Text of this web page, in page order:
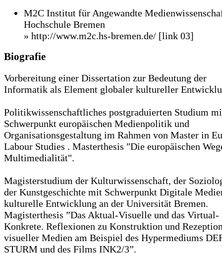
M2C Institut für Angewandte
Hochschule Bremen
» http://www.m2c.hs-bremen.de/ [link 03]
Biografie
Vorbereitung einer Dissertation zur Bedeutung der
Informatik als Element globaler kultureller
Politikwissenschaftliches postgraduierten Studium
Schwerpunkt europäischen Medienpolitik und
Organisationsgestaltung im Rahmen von Master in
Labour Studies . Masterthesis "Die europäischen
Multimedialität".
Magisterstudium der Kulturwissenschaft, der
der Kunstgeschichte mit Schwerpunkt Digitale
kulturelle Entwicklung an der Universität Bremen.
Magisterthesis ”Das Aktual-Visuelle und das Virtual-
Konkrete. Reflexionen zu Konstruktion und
visueller Medien am Beispiel des Hypermediums
STURM und des Films INK2/3”.